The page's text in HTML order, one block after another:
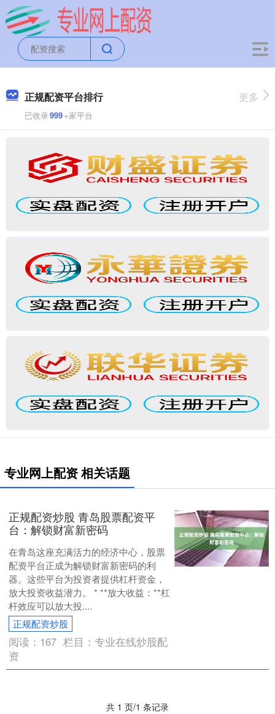
正规配资平台排行
已收录999+家平台
更多
专业网上配资 相关话题
正规配资炒股 青岛股票配资平
台：解锁财富新密码
在青岛这座充满活力的经济中心，股票
配资平台正成为解锁财富新密码的利
器。这些平台为投资者提供杠杆资金，
放大投资收益潜力。 * **放大收益：**杠
杆效应可以放大投....
正规配资炒股
阅读： 167 栏目：专业在线炒股配
资
共 1 页/1 条记录